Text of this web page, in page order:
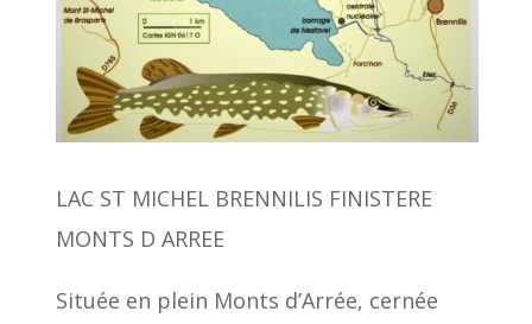
LAC ST MICHEL BRENNILIS FINISTERE
MONTS D ARREE
Située en plein Monts d’Arrée, cernée